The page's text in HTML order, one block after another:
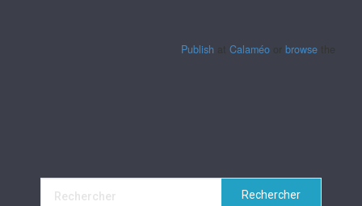
Publish Calaméo browse